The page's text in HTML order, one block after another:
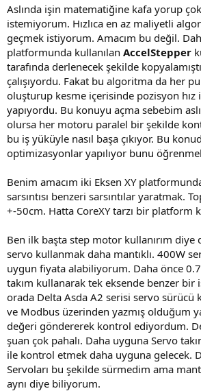
Aslında işin matematiğine kafa yorup
istemiyorum. Hızlıca en az maliyetli
geçmek istiyorum. Amacım bu değil.
platformunda kullanılan AccelStepper
tarafında derlenecek şekilde
çalışıyordu. Fakat bu algoritma da her
oluşturup kesme içerisinde pozisyon hız
yapıyordu. Bu konuyu açma sebebim
olursa her motoru paralel bir şekilde
bu iş yüküyle nasıl başa çıkıyor. Bu
optimizasyonlar yapılıyor bunu
Benim amacım iki Eksen XY
sarsıntısı benzeri sarsıntılar yaratmak.
+-50cm. Hatta CoreXY tarzı bir platform
Ben ilk başta step motor kullanırım diye
servo kullanmak daha mantıklı. 400W
uygun fiyata alabiliyorum. Daha önce
takım kullanarak tek eksende benzer bir
orada Delta Asda A2 serisi servo sürücü
ve Modbus üzerinden yazmış olduğum
değeri göndererek kontrol ediyordum.
şuan çok pahalı. Daha uyguna Servo
ile kontrol etmek daha uyguna gelecek.
Servoları bu şekilde sürmedim ama
aynı diye biliyorum.